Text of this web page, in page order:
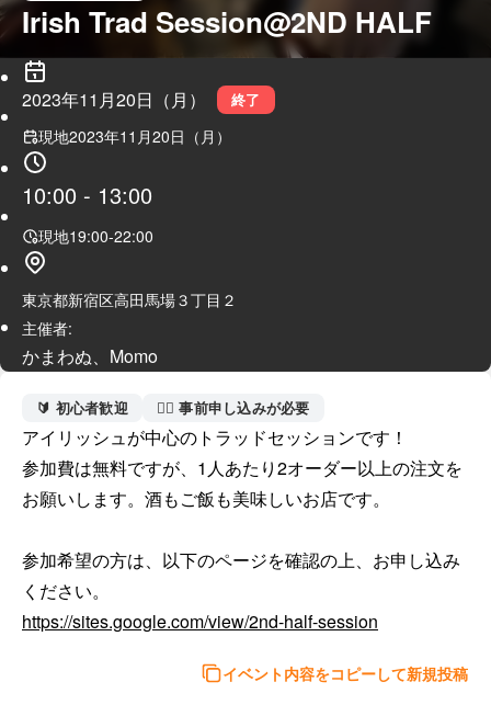
2023年11月20日（月） 終了
現地2023年11月20日（月）
10:00 - 13:00
現地19:00-22:00
東京都新宿区高田馬場３丁目２
主催者:
かまわぬ、Momo
🔰 初心者歓迎 🙋‍♀️ 事前申し込みが必要
アイリッシュが中心のトラッドセッションです！
参加費は無料ですが、1人あたり2オーダー以上の注文を
お願いします。酒もご飯も美味しいお店です。
参加希望の方は、以下のページを確認の上、お申し込み
https://sites.google.com/view/2nd-half-session
イベント内容をコピーして新規投稿